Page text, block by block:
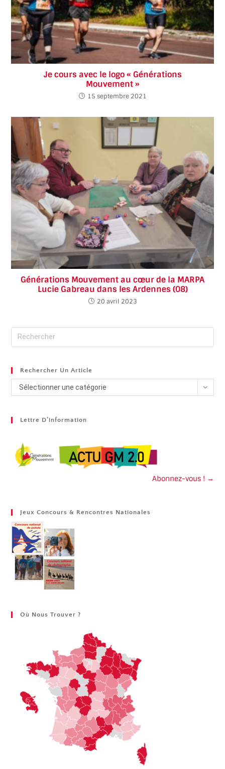
Je cours avec le logo « Générations
Mouvement »
15 septembre 2021
Générations Mouvement au cœur de la MARPA
Lucie Gabreau dans les Ardennes (08)
20 avril 2023
Rechercher Un Article
Sélectionner une catégorie
Lettre D’information
Abonnez-vous ! →
Jeux Concours & Rencontres Nationales
Où Nous Trouver ?